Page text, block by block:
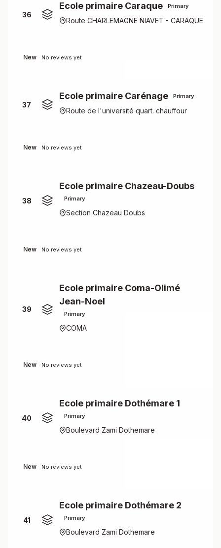
36
Ecole primaire Caraque Primary
Route CHARLEMAGNE NIAVET - CARAQUE
New No reviews yet
37
Ecole primaire Carénage Primary
Route de l'université quart. chauffour
New No reviews yet
38
Ecole primaire Chazeau-Doubs
Primary
Section Chazeau Doubs
New No reviews yet
39
Ecole primaire Coma-Olimé
Jean-Noel
Primary
COMA
New No reviews yet
40
Ecole primaire Dothémare 1
Primary
Boulevard Zami Dothemare
New No reviews yet
41
Ecole primaire Dothémare 2
Primary
Boulevard Zami Dothemare